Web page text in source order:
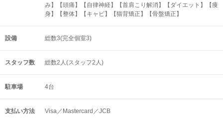
み】【頭痛】【自律神経】【首肩こり解消】【ダイエット】【痩
身】【整体】【キャビ】【猫背矯正】【骨盤矯正】
設備 総数3(完全個室3)
スタッフ数 総数2人(スタッフ2人)
駐車場 4台
支払い方法 Visa／Mastercard／JCB